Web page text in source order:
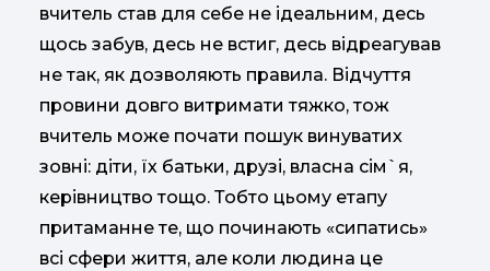
вчитель став для себе не ідеальним, десь
щось забув, десь не встиг, десь відреагував
не так, як дозволяють правила. Відчуття
провини довго витримати тяжко, тож
вчитель може почати пошук винуватих
зовні: діти, їх батьки, друзі, власна сім`я,
керівництво тощо. Тобто цьому етапу
притаманне те, що починають «сипатись»
всі сфери життя, але коли людина це